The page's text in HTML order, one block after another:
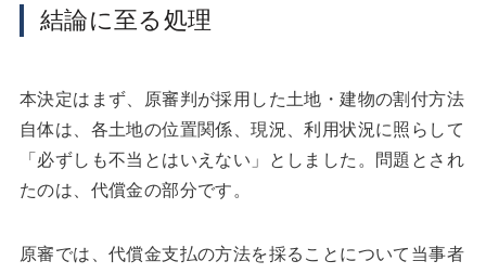
結論に至る処理
本決定はまず、原審判が採用した土地・建物の割付方法
自体は、各土地の位置関係、現況、利用状況に照らして
「必ずしも不当とはいえない」としました。問題とされ
たのは、代償金の部分です。
原審では、代償金支払の方法を採ることについて当事者